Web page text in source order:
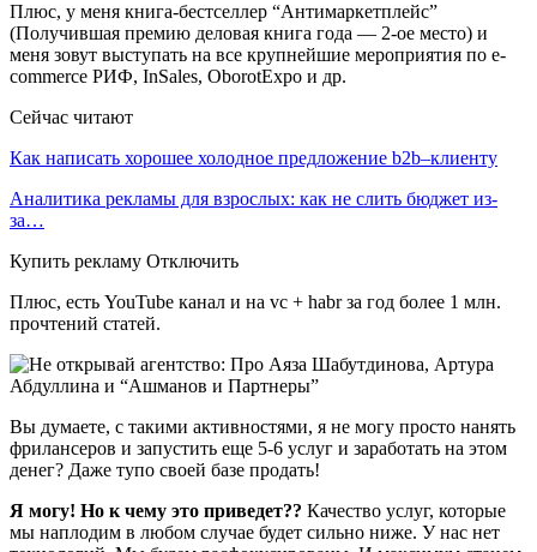
Плюс, у меня книга-бестселлер “Антимаркетплейс”
(Получившая премию деловая книга года — 2-ое место) и
меня зовут выступать на все крупнейшие мероприятия по e-
commerce РИФ, InSales, OborotExpo и др.
Сейчас читают
Как написать хорошее холодное предложение b2b–клиенту
Аналитика рекламы для взрослых: как не слить бюджет из-
за…
Купить рекламу Отключить
Плюс, есть YouTube канал и на vc + habr за год более 1 млн.
прочтений статей.
Вы думаете, с такими активностями, я не могу просто нанять
фрилансеров и запустить еще 5-6 услуг и заработать на этом
денег? Даже тупо своей базе продать!
Я могу! Но к чему это приведет?? Качество услуг, которые
мы наплодим в любом случае будет сильно ниже. У нас нет